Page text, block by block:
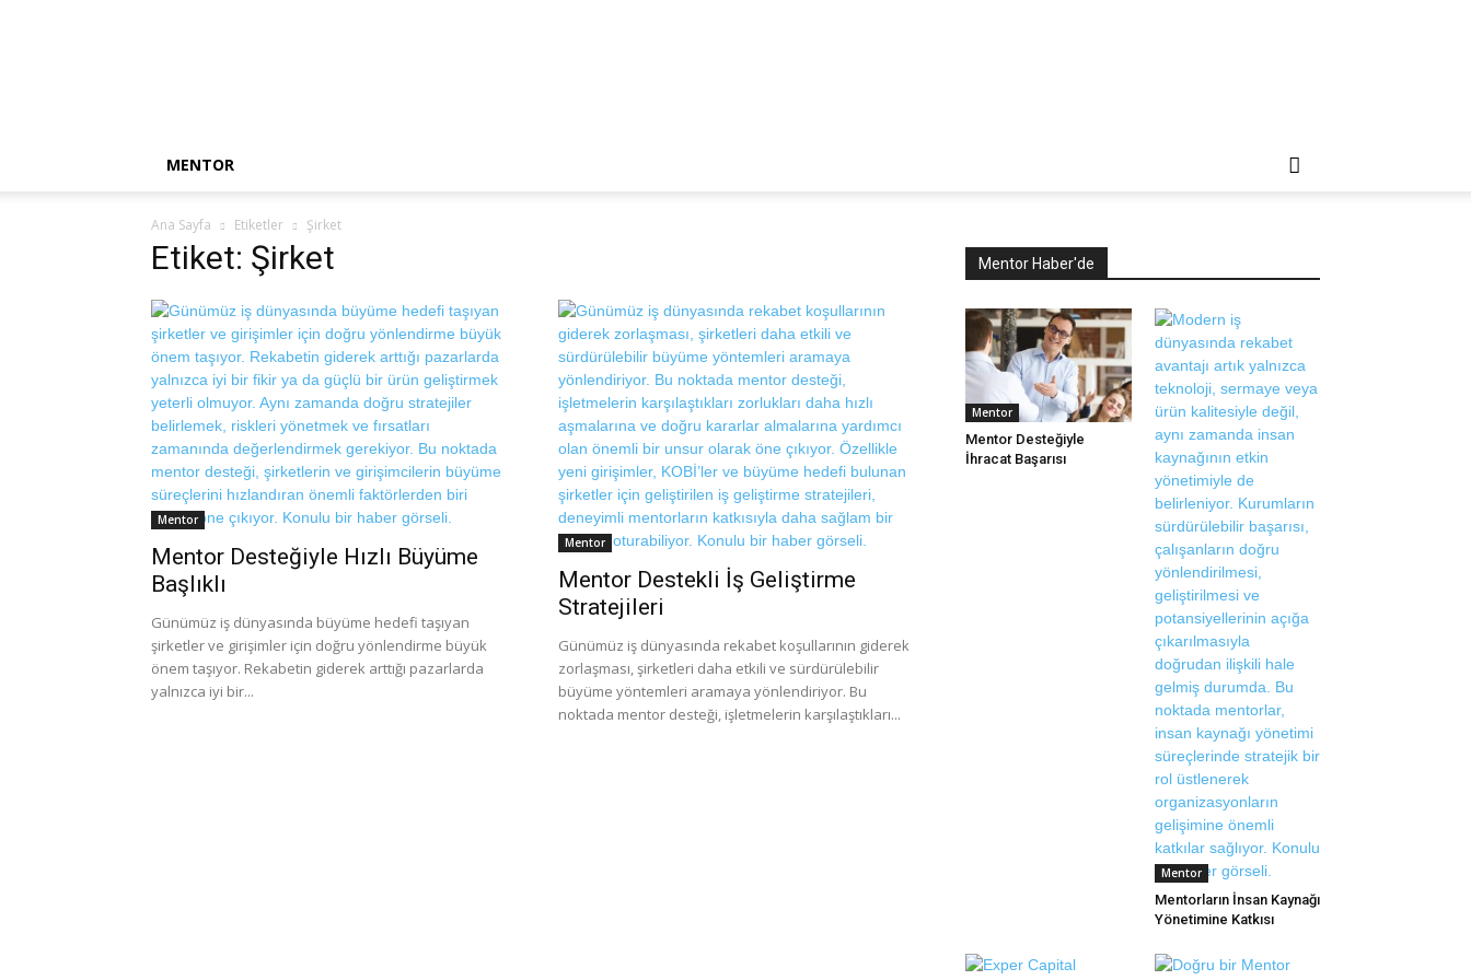
MENTOR
Ana Sayfa Etiketler Şirket
Etiket: Şirket
Mentor
Mentor Desteğiyle Hızlı Büyüme
Başlıklı
Günümüz iş dünyasında büyüme hedefi taşıyan
şirketler ve girişimler için doğru yönlendirme büyük
önem taşıyor. Rekabetin giderek arttığı pazarlarda
yalnızca iyi bir...
Mentor
Mentor Destekli İş Geliştirme
Stratejileri
Günümüz iş dünyasında rekabet koşullarının giderek
zorlaşması, şirketleri daha etkili ve sürdürülebilir
büyüme yöntemleri aramaya yönlendiriyor. Bu
noktada mentor desteği, işletmelerin karşılaştıkları...
Mentor Haber'de
Mentor
Mentor Desteğiyle
İhracat Başarısı
Mentor
Mentorların İnsan Kaynağı
Yönetimine Katkısı